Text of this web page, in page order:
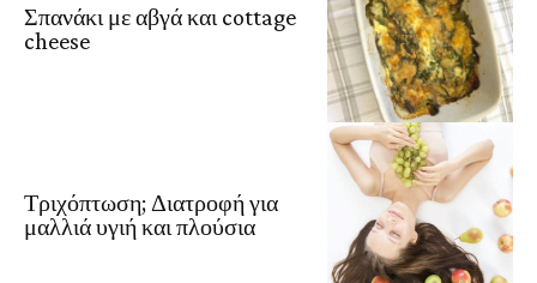
Σπανάκι με αβγά και cottage
cheese
Τριχόπτωση; Διατροφή για
μαλλιά υγιή και πλούσια